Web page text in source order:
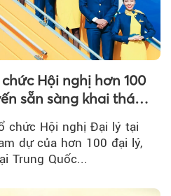
Hội nghị hơn 100
sẵn sàng khai thác
- Thâm Quyến
chức Hội nghị Đại lý tại
dự của hơn 100 đại lý,
Trung Quốc...